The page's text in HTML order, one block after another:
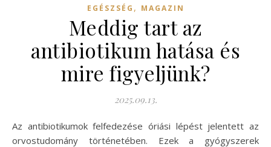
EGÉSZSÉG , MAGAZIN
Meddig tart az
antibiotikum hatása és
mire figyeljünk?
2025.09.13.
Az antibiotikumok felfedezése óriási lépést jelentett az
orvostudomány történetében. Ezek a gyógyszerek